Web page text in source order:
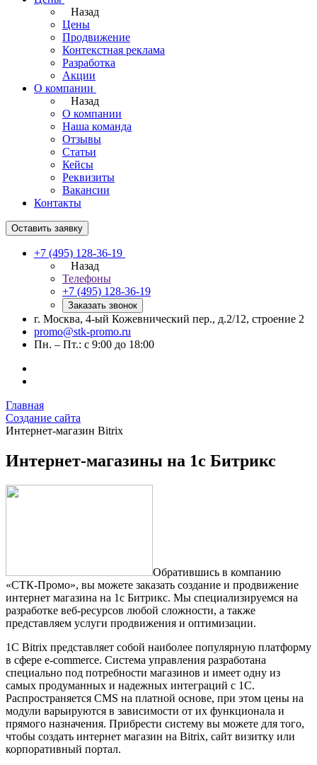
Назад
Цены
Продвижение
Контекстная реклама
Разработка
Акции
О компании
Назад
О компании
Наша команда
Отзывы
Статьи
Кейсы
Реквизиты
Вакансии
Контакты
Оставить заявку
+7 (495) 128-36-19
Назад
Телефоны
+7 (495) 128-36-19
Заказать звонок
г. Москва, 4-ый Кожевнический пер., д.2/12, строение 2
promo@stk-promo.ru
Пн. – Пт.: с 9:00 до 18:00
Главная
Создание сайта
Интернет-магазин Bitrix
Интернет-магазины на 1с Битрикс
Обратившись в компанию
«СТК-Промо», вы можете заказать создание и продвижение
интернет магазина на 1с Битрикс. Мы специализируемся на
разработке веб-ресурсов любой сложности, а также
представляем услуги продвижения и оптимизации.
1С Bitrix представляет собой наиболее популярную платформу
в сфере e-commerce. Система управления разработана
специально под потребности магазинов и имеет одну из
самых продуманных и надежных интеграций с 1С.
Распространяется CMS на платной основе, при этом цены на
модули варьируются в зависимости от их функционала и
прямого назначения. Прибрести систему вы можете для того,
чтобы создать интернет магазин на Bitrix, сайт визитку или
корпоративный портал.